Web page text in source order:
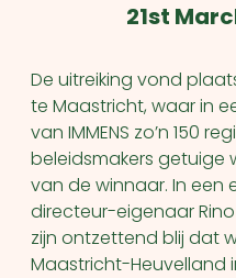
21st
De uitreiking vond
te Maastricht, waar in
van IMMENS zo’n 150
beleidsmakers getuige
van de winnaar. In een
directeur-eigenaar Rino
zijn ontzettend blij dat
Maastricht-Heuvelland